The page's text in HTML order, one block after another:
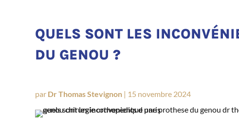
QUELS SONT LES
DU GENOU ?
par Dr Thomas Stevignon | 15 novembre 2024